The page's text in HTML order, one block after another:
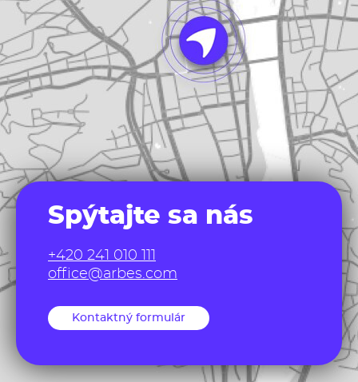
Spýtajte sa nás
+420 241 010 111
office@arbes.com
Kontaktný formulár